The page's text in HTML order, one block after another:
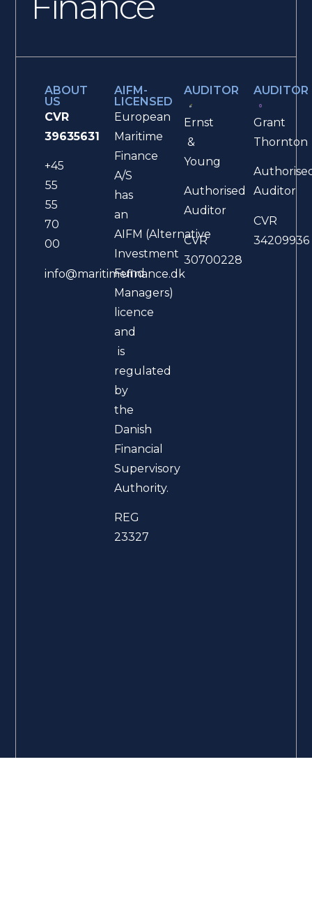
ABOUT
US
CVR
39635631
+45
55
55
70
00
info@maritimefinance.dk
AIFM-
LICENSED
European
Maritime
Finance
A/S
has
an
AIFM (Alternative
Investment
Fund
Managers)
licence
and
is
regulated
by
the
Danish
Financial
Supervisory
Authority.
REG
23327
AUDITOR
Ernst
&
Young
Authorised
Auditor
CVR
30700228
AUDITOR
Grant
Thornton
Auditor
CVR
34209936